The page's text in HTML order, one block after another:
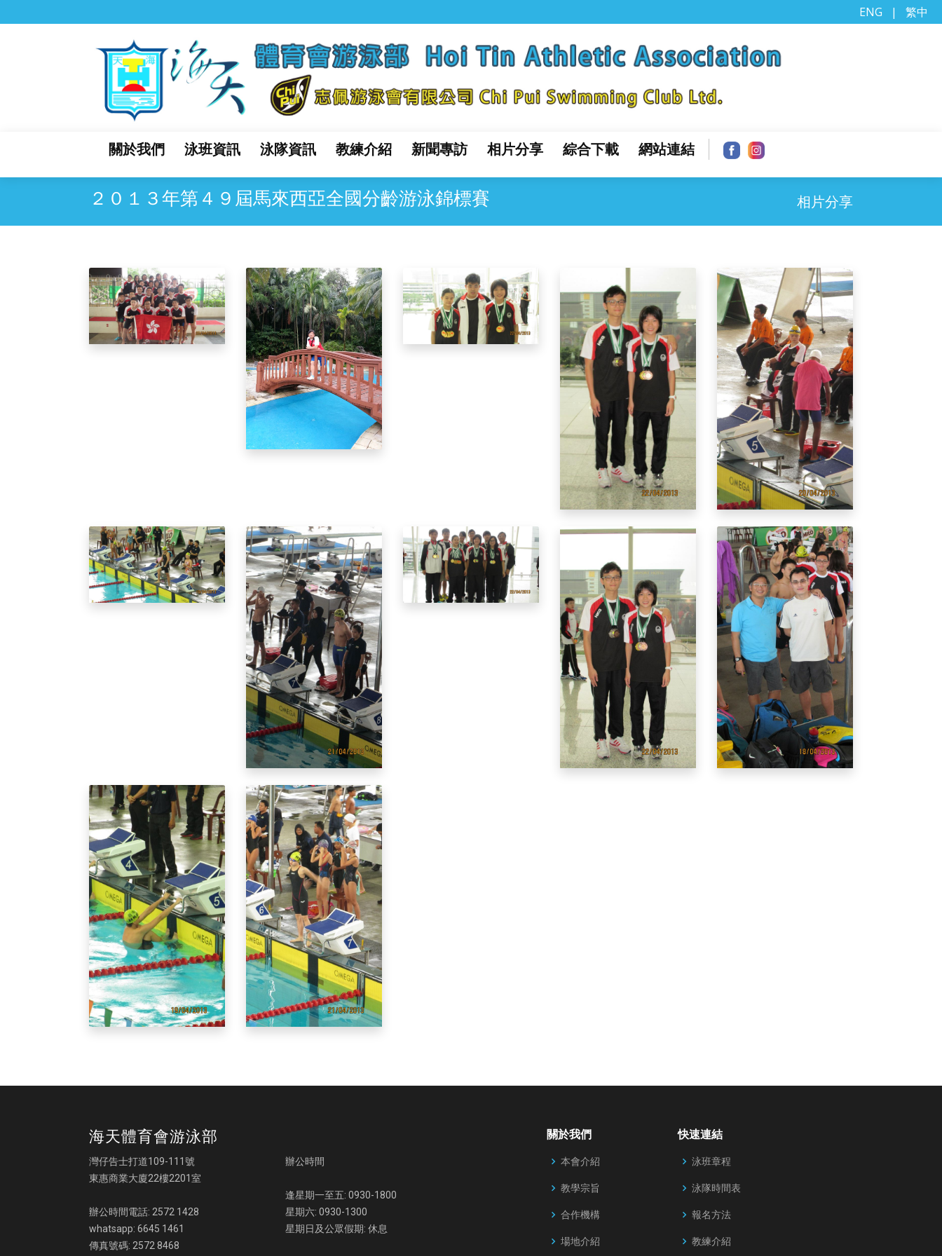
ENG | 繁中
關於我們 泳班資訊 泳隊資訊 教練介紹 新聞專訪 相片分享 綜合下載 網站連結
２０１３年第４９屆馬來西亞全國分齡游泳錦標賽 相片分享
海天體育會游泳部
灣仔告士打道109-111號
東惠商業大廈22樓2201室
辦公時間電話: 2572 1428
whatsapp: 6645 1461
傳真號碼: 2572 8468
辦公時間
逢星期一至五: 0930-1800
星期六: 0930-1300
星期日及公眾假期: 休息
關於我們
本會介紹
教學宗旨
合作機構
場地介紹
快速連結
泳班章程
泳隊時間表
報名方法
教練介紹